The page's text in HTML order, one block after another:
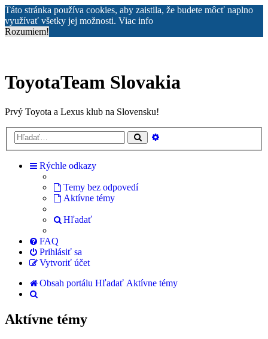
Táto stránka používa cookies, aby zaistila, že budete môcť naplno
využívať všetky jej možnosti. Viac info
Rozumiem!
ToyotaTeam Slovakia
Prvý Toyota a Lexus klub na Slovensku!
Hľadať
vyhľadávanie
Rýchle odkazy
Temy bez odpovedí
Aktívne témy
Hľadať
FAQ
Prihlásiť sa
Vytvoriť účet
Obsah portálu Hľadať Aktívne témy
Aktívne témy